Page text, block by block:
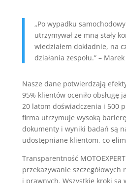
„Po wypadku
utrzymywał ze mną stały
wiedziałem dokładnie, na
działania zespołu.” –
Nasze dane potwierdzają
95% klientów oceniło obsługę
20 latom doświadczenia i 500
firma utrzymuje wysoką
dokumenty i wyniki badań są
udostępniane klientom, co
Transparentność
przekazywanie
i prawnych. Wszystkie kroki są